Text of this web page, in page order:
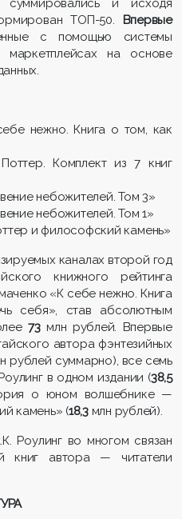
ТОП-50. Впервые
с помощью системы
на основе
нежно. Книга о том, как
Комплект из 7 книг
небожителей. Том 3»
небожителей. Том 1»
и философский камень»
каналах второй год
книжного рейтинга
«К себе нежно. Книга
себя», став абсолютным
73млн рублей. Впервые
автора фэнтезийных
рублей суммарно), все семь
в одном издании (38,5
о юном волшебнике —
камень» (18,3 млн рублей).
Роулинг во многом связан
книг автора — читатели